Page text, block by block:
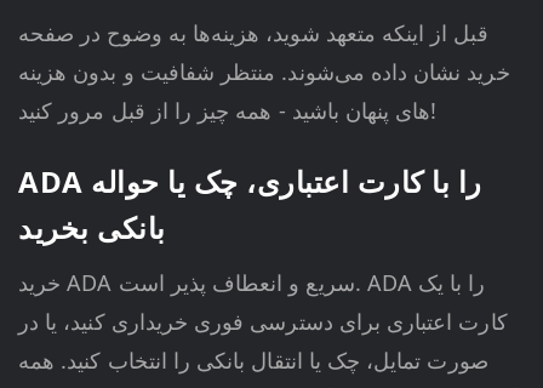
قبل از اینکه متعهد شوید، هزینه‌ها به وضوح در صفحه
خرید نشان داده می‌شوند. منتظر شفافیت و بدون هزینه
های پنهان باشید - همه چیز را از قبل مرور کنید!
ADA را با کارت اعتباری، چک یا حواله
بانکی بخرید
خرید ADA سریع و انعطاف پذیر است. ADA را با یک
کارت اعتباری برای دسترسی فوری خریداری کنید، یا در
صورت تمایل، چک یا انتقال بانکی را انتخاب کنید. همه